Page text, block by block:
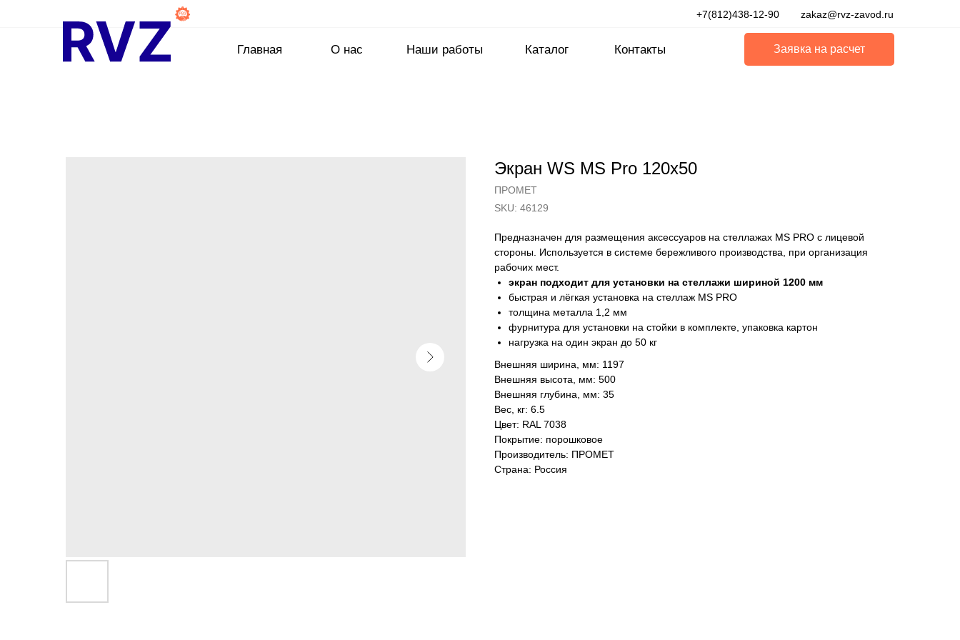
Главная О нас Наши работы Каталог Контакты
+7(812)438-12-90 zakaz@rvz-zavod.ru
Заявка на расчет
Экран WS MS Pro 120x50
ПРОМЕТ
SKU: 46129
Предназначен для размещения аксессуаров на стеллажах MS PRO с лицевой
стороны. Используется в системе бережливого производства, при организация
рабочих мест.
экран подходит для установки на стеллажи шириной 1200 мм
быстрая и лёгкая установка на стеллаж MS PRO
толщина металла 1,2 мм
фурнитура для установки на стойки в комплекте, упаковка картон
нагрузка на один экран до 50 кг
Внешняя ширина, мм: 1197
Внешняя высота, мм: 500
Внешняя глубина, мм: 35
Вес, кг: 6.5
Цвет: RAL 7038
Покрытие: порошковое
Производитель: ПРОМЕТ
Страна: Россия